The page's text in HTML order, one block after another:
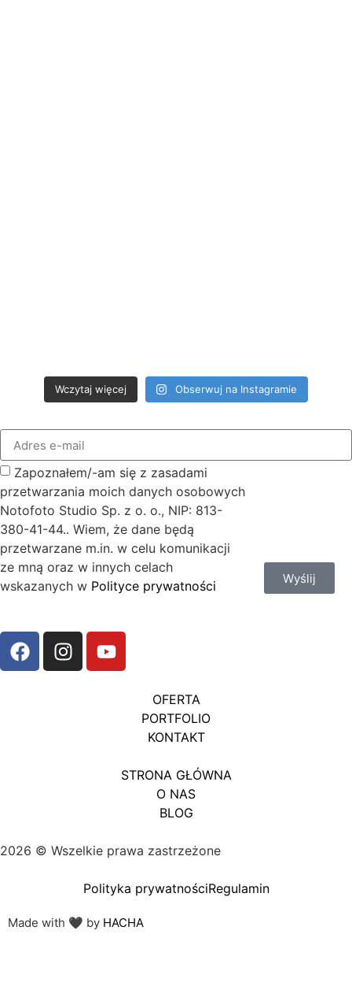
Wczytaj więcej Obserwuj na Instagramie
Zapoznałem/-am się z zasadami
przetwarzania moich danych osobowych
Notofoto Studio Sp. z o. o., NIP: 813-
380-41-44.. Wiem, że dane będą
przetwarzane m.in. w celu komunikacji
ze mną oraz w innych celach
wskazanych w Polityce prywatności Wyślij
OFERTA
PORTFOLIO
KONTAKT
STRONA GŁÓWNA
O NAS
BLOG
2026 © Wszelkie prawa zastrzeżone
Polityka prywatnościRegulamin
Made with 🖤 by HACHA